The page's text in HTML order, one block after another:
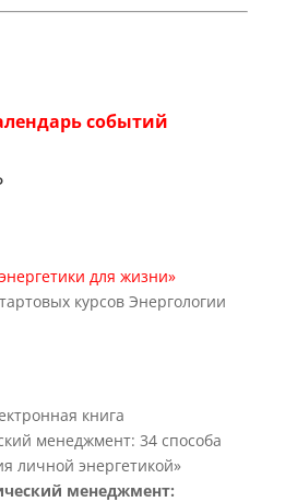
событий
для жизни»
курсов Энергологии
книга
менеджмент: